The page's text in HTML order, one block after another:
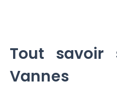
Tout savoir
Vannes